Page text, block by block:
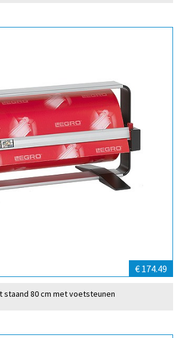
€ 174.49
staand 80 cm met voetsteunen